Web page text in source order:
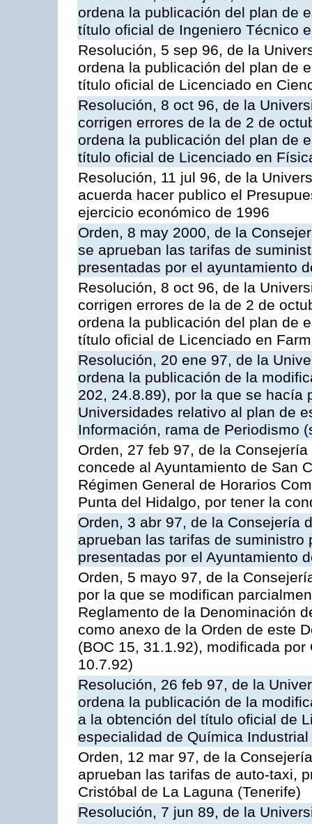
ordena la publicación del plan de
título oficial de Ingeniero Técnico
Resolución, 5 sep 96, de la
ordena la publicación del plan de
título oficial de Licenciado en
Resolución, 8 oct 96, de la
corrigen errores de la de 2 de
ordena la publicación del plan de
título oficial de Licenciado en
Resolución, 11 jul 96, de la
acuerda hacer publico el
ejercicio económico de 1996
Orden, 8 may 2000, de la
se aprueban las tarifas de
presentadas por el ayuntamiento
Resolución, 8 oct 96, de la
corrigen errores de la de 2 de
ordena la publicación del plan de
título oficial de Licenciado en
Resolución, 20 ene 97, de la
ordena la publicación de la
202, 24.8.89), por la que se hacía
Universidades relativo al plan de
Información, rama de Periodismo
Orden, 27 feb 97, de la
concede al Ayuntamiento de San
Régimen General de Horarios
Punta del Hidalgo, por tener la
Orden, 3 abr 97, de la Consejería
aprueban las tarifas de
presentadas por el Ayuntamiento
Orden, 5 mayo 97, de la
por la que se modifican
Reglamento de la Denominación
como anexo de la Orden de este
(BOC 15, 31.1.92), modificada
10.7.92)
Resolución, 26 feb 97, de la
ordena la publicación de la
a la obtención del título oficial de
especialidad de Química Industrial
Orden, 12 mar 97, de la
aprueban las tarifas de auto-taxi,
Cristóbal de La Laguna (Tenerife)
Resolución, 7 jun 89, de la